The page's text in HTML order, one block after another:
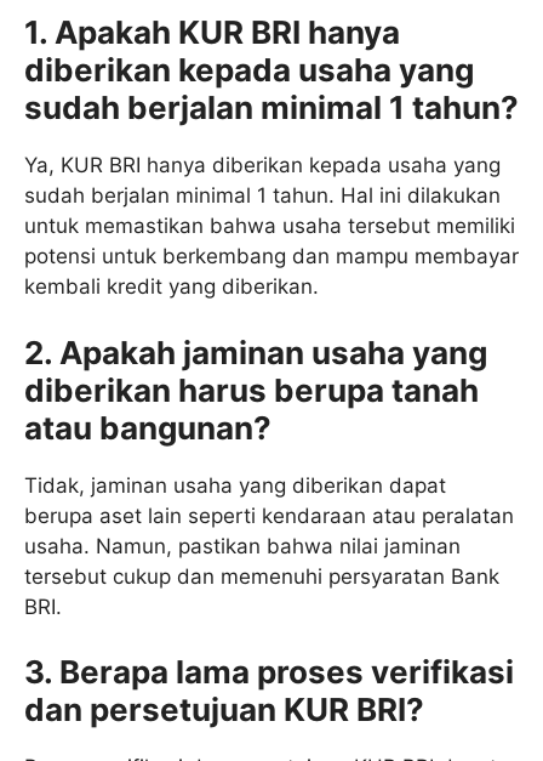
1. Apakah KUR BRI hanya
diberikan kepada usaha yang
sudah berjalan minimal 1 tahun?
Ya, KUR BRI hanya diberikan kepada usaha yang
sudah berjalan minimal 1 tahun. Hal ini dilakukan
untuk memastikan bahwa usaha tersebut memiliki
potensi untuk berkembang dan mampu membayar
kembali kredit yang diberikan.
2. Apakah jaminan usaha yang
diberikan harus berupa tanah
atau bangunan?
Tidak, jaminan usaha yang diberikan dapat
berupa aset lain seperti kendaraan atau peralatan
usaha. Namun, pastikan bahwa nilai jaminan
tersebut cukup dan memenuhi persyaratan Bank
BRI.
3. Berapa lama proses verifikasi
dan persetujuan KUR BRI?